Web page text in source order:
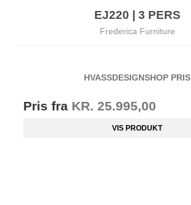
EJ220 | 3 PERS
Frederica Furniture
HVASSDESIGNSHOP PRIS
Pris fra KR. 25.995,00
VIS PRODUKT